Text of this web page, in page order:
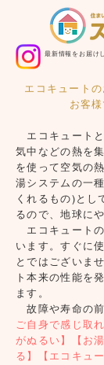
最新情報をお届け
エコキュート
お客
エコキュート
気中などの熱を
を使って空気の
湯システムの一
くれるもの)とし
るので、地球に
エコキュート
います。すぐに
とではございま
ト本来の性能を
ます。
故障や寿命の前
ご自身で感じ取
がぬるい】【お
る】【エコキュ